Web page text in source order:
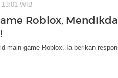
WIB
Roblox,
main game Roblox. Ia berikan